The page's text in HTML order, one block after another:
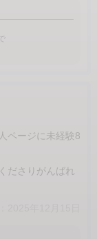
ページに未経験8
ださりがんばれ